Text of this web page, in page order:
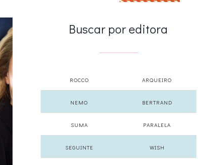
Buscar por editora
ROCCO ARQUEIRO
NEMO BERTRAND
SUMA PARALELA
SEGUINTE WISH